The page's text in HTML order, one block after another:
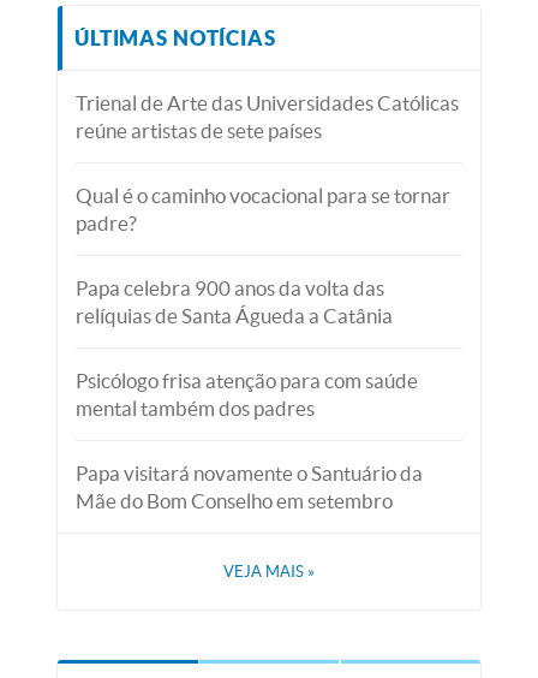
ÚLTIMAS NOTÍCIAS
Trienal de Arte das Universidades Católicas
reúne artistas de sete países
Qual é o caminho vocacional para se tornar
padre?
Papa celebra 900 anos da volta das
relíquias de Santa Águeda a Catânia
Psicólogo frisa atenção para com saúde
mental também dos padres
Papa visitará novamente o Santuário da
Mãe do Bom Conselho em setembro
VEJA MAIS »